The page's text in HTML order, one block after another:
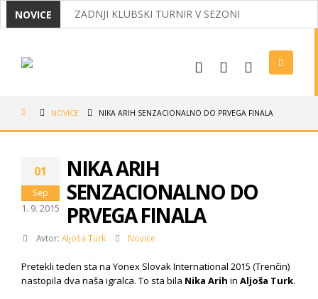
NOVICE ZADNJI KLUBSKI TURNIR V SEZONI
IZ OPATIJE Z DVEMA MEDALJAMA
VABILO NA REDNI ZBOR ČLANOV 2026
TRADICIONALNI KLUBSKI BOWLING
NOVICE NIKA ARIH SENZACIONALNO DO PRVEGA FINALA
01
Sep
1. 9. 2015
NIKA ARIH
SENZACIONALNO DO
PRVEGA FINALA
Avtor: Aljoša Turk Novice
Pretekli teden sta na Yonex Slovak International 2015 (Trenčin)
nastopila dva naša igralca. To sta bila Nika Arih in Aljoša Turk.